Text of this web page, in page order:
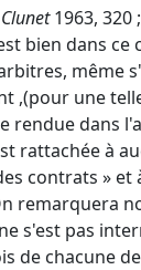
Clunet1963, 320
bien dans
même
,(pour une
rendue dans
rattachée à
contrats » et
remarquera
s'est pas
de chacune